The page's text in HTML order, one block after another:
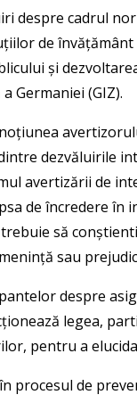
despre cadrul
de
și
Germaniei (GIZ).
dezvăluirile
avertizării de
de încredere
să
sau
despre
legea,
pentru a
de